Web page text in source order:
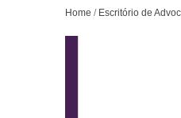
Home / Escritório de